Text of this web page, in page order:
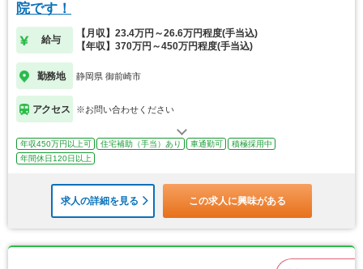
院です！
給与
【月収】23.4万円～26.6万円程度(手当込)
【年収】370万円～450万円程度(手当込)
勤務地 静岡県 御前崎市
アクセス ※お問い合わせください
年収450万円以上可 住宅補助（手当）あり 車通勤可
積極採用中
年間休日120日以上
求人の詳細を見る この求人に興味がある